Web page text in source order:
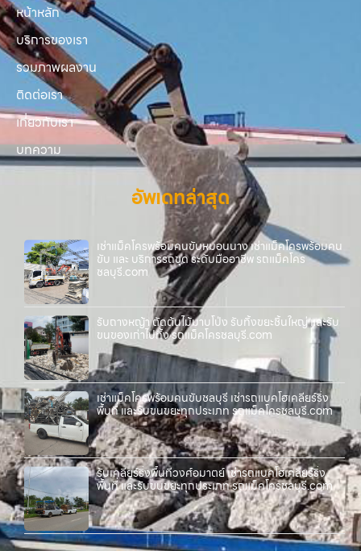
หน้าหลัก
บริการของเรา
รวมภาพผลงาน
ติดต่อเรา
เกี่ยวกับเรา
บทความ
อัพเดทล่าสุด
เช่าแม็คโครพร้อมคนขับหมอนนาง เช่าแม็คโครพร้อมคน
ขับ และ บริการรถขุด ระดับมืออาชีพ รถแม็คโคร
ชลบุรี.com
รับถางหญ้า ตัดต้นไม้มาบโป่ง รับทิ้งขยะชิ้นใหญ่ และรับ
ขนของเก่าไปทิ้ง รถแม็คโครชลบุรี.com
เช่าแม็คโครพร้อมคนขับชลบุรี เช่ารถแบคโฮเคลียร์ริ่ง
พื้นที่ และรับขนขยะทุกประเภท รถแม็คโครชลบุรี.com
รับเคลียร์ริ่งพื้นที่วงศ์อมาตย์ เช่ารถแบคโฮเคลียร์ริ่ง
พื้นที่ และรับขนขยะทุกประเภท รถแม็คโครชลบุรี.com